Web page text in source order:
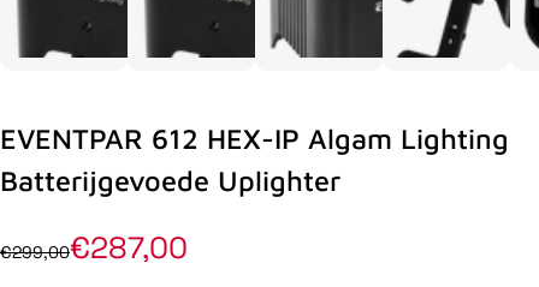
EVENTPAR 612 HEX-IP Algam Lighting
Batterijgevoede Uplighter
€299,00€287,00